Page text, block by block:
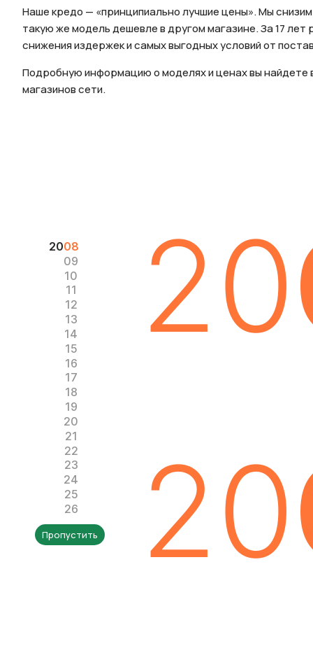
Наше кредо — «принципиально лучшие цены». Мы
такую же модель дешевле в другом магазине. За 17
снижения издержек и самых выгодных условий от
Подробную информацию о моделях и ценах вы найдете
магазинов сети.
2008
09
10
11
12
13
14
15
16
17
18
19
20
21
22
23
24
25
26
Пропустить
20
20